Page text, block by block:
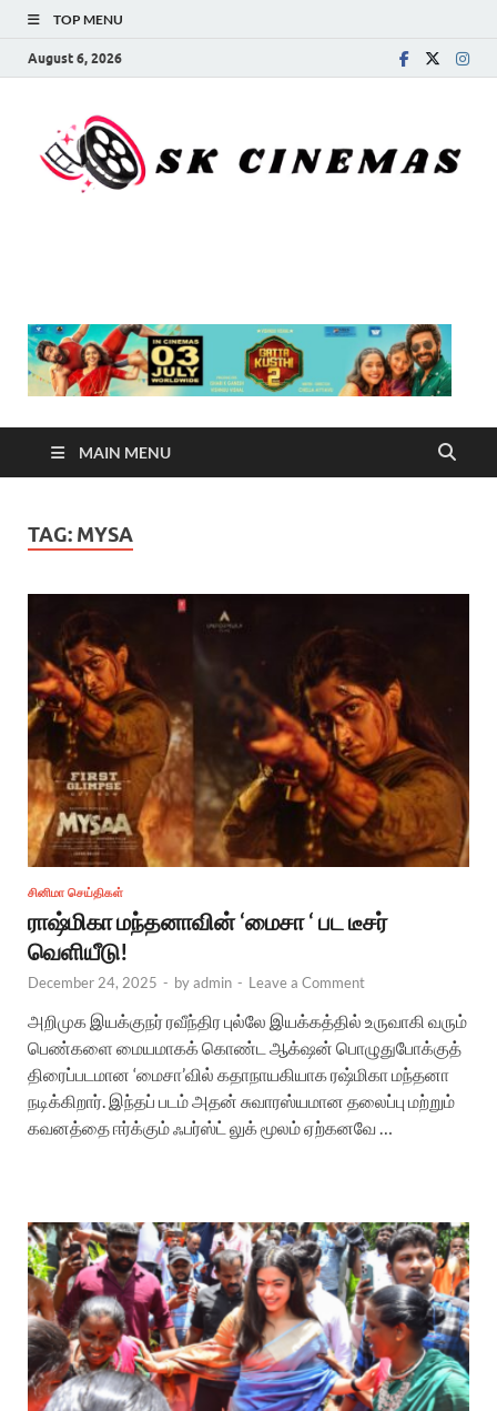
TOP MENU
August 6, 2026
MAIN MENU
TAG: MYSA
சினிமா செய்திகள்
ராஷ்மிகா மந்தனாவின் ‘மைசா ‘ பட டீசர்
வெளியீடு!
December 24, 2025 - byadmin - Leave a Comment
அறிமுக இயக்குநர் ரவீந்திர புல்லே இயக்கத்தில் உருவாகி வரும்
பெண்களை மையமாகக் கொண்ட ஆக்‌ஷன் பொழுதுபோக்குத்
திரைப்படமான ‘மைசா’வில் கதாநாயகியாக ரஷ்மிகா மந்தனா
நடிக்கிறார். இந்தப் படம் அதன் சுவாரஸ்யமான தலைப்பு மற்றும்
கவனத்தை ஈர்க்கும் ஃபர்ஸ்ட் லுக் மூலம் ஏற்கனவே …